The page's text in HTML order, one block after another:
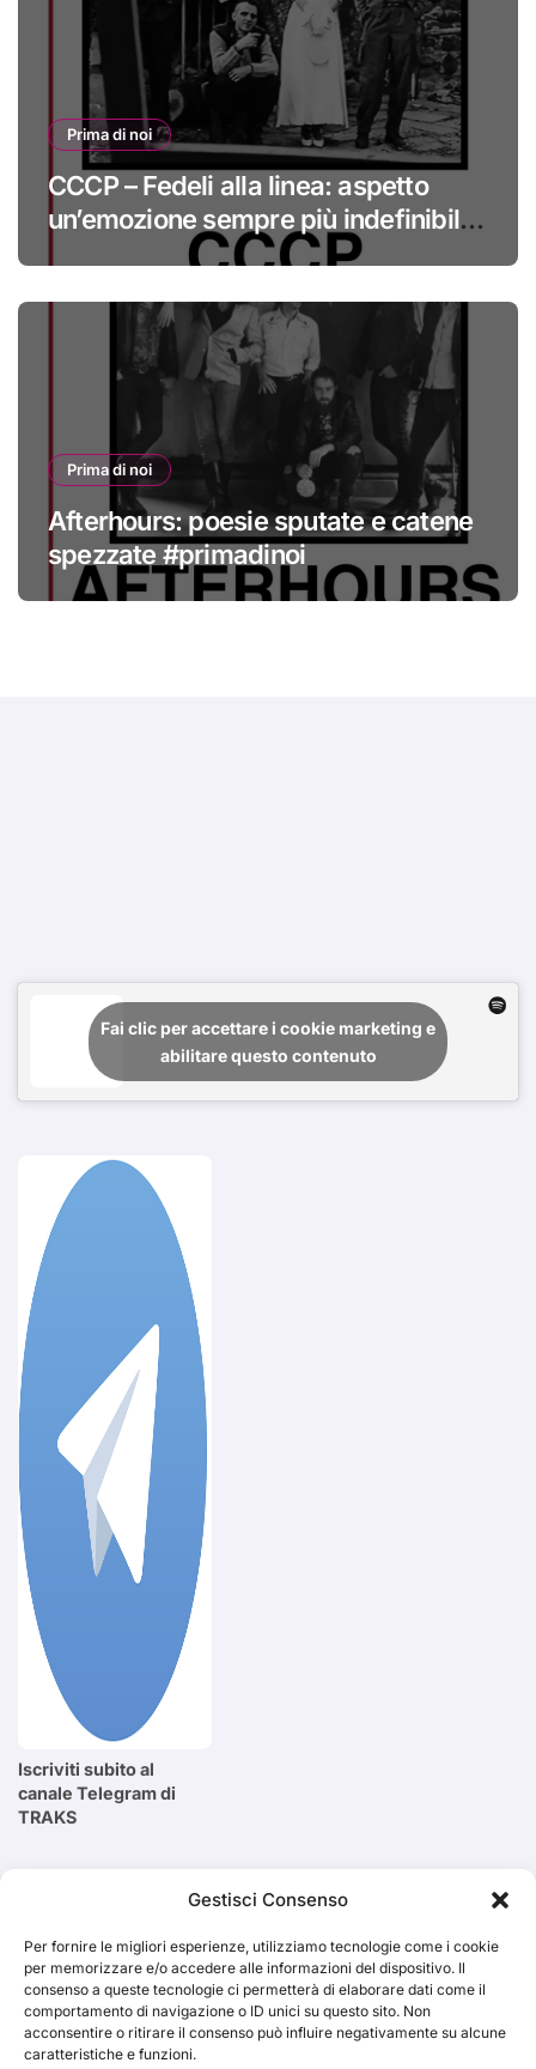
Gestisci Consenso
Per fornire le migliori esperienze, utilizziamo tecnologie come i cookie
per memorizzare e/o accedere alle informazioni del dispositivo. Il
consenso a queste tecnologie ci permetterà di elaborare dati come il
comportamento di navigazione o ID unici su questo sito. Non
acconsentire o ritirare il consenso può influire negativamente su alcune
caratteristiche e funzioni.
Prima di noi
CCCP – Fedeli alla linea: aspetto
un’emozione sempre più indefinibile
#primadinoi
Prima di noi
Afterhours: poesie sputate e catene
spezzate #primadinoi
Fai clic per accettare i cookie marketing e
abilitare questo contenuto
Iscriviti subito al
canale Telegram di
TRAKS
Cerca